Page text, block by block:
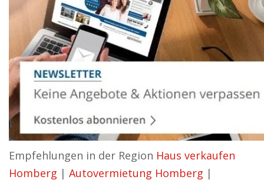
Empfehlungen in der Region Haus verkaufen
Homberg | Autovermietung Homberg |